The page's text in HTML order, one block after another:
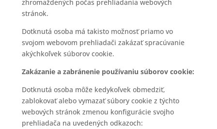
zhromaždených počas prehliadania webových
stránok.
Dotknutá osoba má takisto možnosť priamo vo
svojom webovom prehliadači zakázať spracúvanie
akýchkoľvek súborov cookie.
Zakázanie a zabránenie používaniu súborov cookie:
Dotknutá osoba môže kedykoľvek obmedziť,
zablokovať alebo vymazať súbory cookie z týchto
webových stránok zmenou konfigurácie svojho
prehliadača na uvedených odkazoch: